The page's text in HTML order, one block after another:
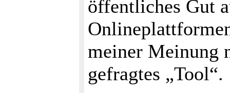
öffentliches Gut
meiner Meinung
gefragtes „Tool“.